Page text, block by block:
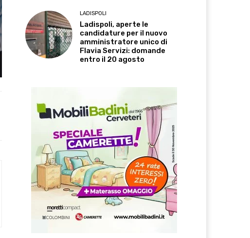
LADISPOLI
Ladispoli, aperte le
candidature per il nuovo
amministratore unico di
Flavia Servizi: domande
entro il 20 agosto